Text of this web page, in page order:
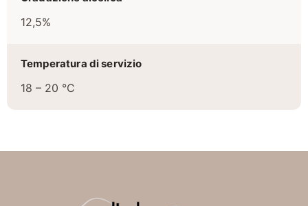
12,5%
Temperatura di servizio
18 – 20 °C